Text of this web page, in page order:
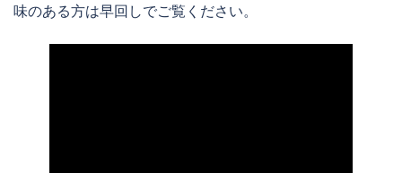
味のある方は早回しでご覧ください。